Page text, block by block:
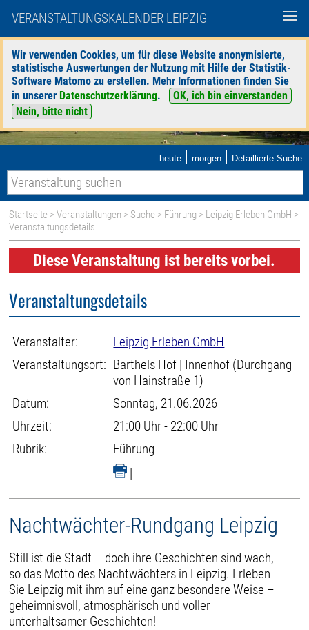
VERANSTALTUNGSKALENDER LEIPZIG
Wir verwenden Cookies, um für diese Website anonymisierte,
statistische Auswertungen der Nutzung mit Hilfe der Statistik-
Software Matomo zu erstellen. Mehr Informationen finden Sie
in unserer Datenschutzerklärung.
OK, ich bin einverstanden
Nein, bitte nicht
heute | morgen | Detaillierte Suche
Startseite >Veranstaltungen > Suche > Führung > Leipzig Erleben GmbH >
Veranstaltungsdetails
Diese Veranstaltung ist bereits vorbei.
Veranstaltungsdetails
Veranstalter:
Leipzig Erleben GmbH
Veranstaltungsort: Barthels Hof | Innenhof (Durchgang
von Hainstraße 1)
Datum:
Sonntag, 21.06.2026
Uhrzeit:
21:00 Uhr - 22:00 Uhr
Rubrik:
Führung
|
Nachtwächter-Rundgang Leipzig
Still ist die Stadt – doch ihre Geschichten sind wach,
so das Motto des Nachtwächters in Leipzig. Erleben
Sie Leipzig mit ihm auf eine ganz besondere Weise –
geheimnisvoll, atmosphärisch und voller
unterhaltsamer Geschichten!